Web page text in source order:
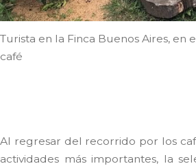
Turista en la Finca Buenos Aires,
café
Al regresar del recorrido por los
actividades más importantes, la